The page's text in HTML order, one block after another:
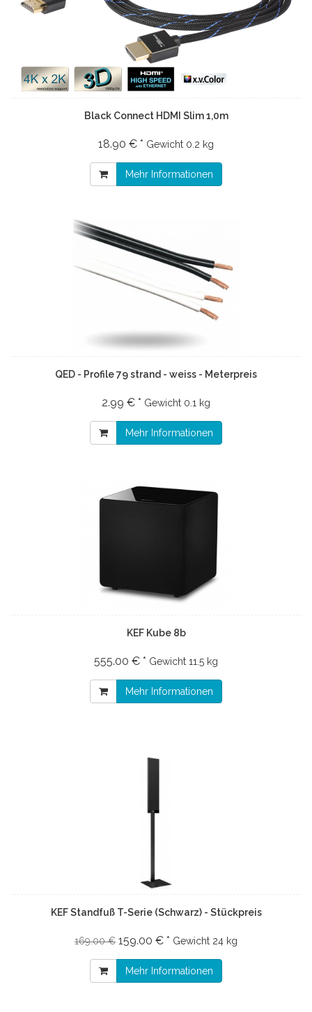
Black Connect HDMI Slim 1,0m
18.90 € * Gewicht 0.2 kg
Mehr Informationen
QED - Profile 79 strand - weiss - Meterpreis
2.99 € * Gewicht 0.1 kg
Mehr Informationen
KEF Kube 8b
555.00 € * Gewicht 11.5 kg
Mehr Informationen
KEF Standfuß T-Serie (Schwarz) - Stückpreis
169.00 € 159.00 € * Gewicht 24 kg
Mehr Informationen